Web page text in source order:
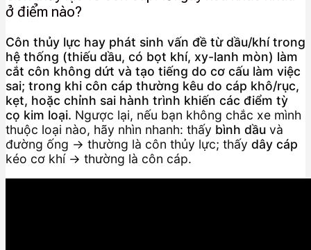
ở điểm nào?
Côn thủy lực hay phát sinh vấn đề từ dầu/khí trong
hệ thống (thiếu dầu, có bọt khí, xy-lanh mòn) làm
cắt côn không dứt và tạo tiếng do cơ cấu làm việc
sai; trong khi côn cáp thường kêu do cáp khô/rục,
kẹt, hoặc chỉnh sai hành trình khiến các điểm tỳ
cọ kim loại. Ngược lại, nếu bạn không chắc xe mình
thuộc loại nào, hãy nhìn nhanh: thấy bình dầu và
đường ống → thường là côn thủy lực; thấy dây cáp
kéo cơ khí → thường là côn cáp.